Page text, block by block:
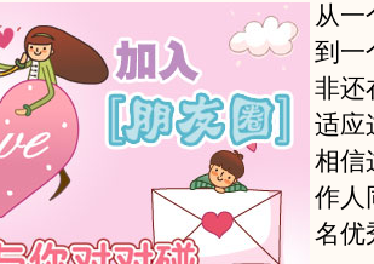
从一
到一
非还
适应
相信
作人
名优